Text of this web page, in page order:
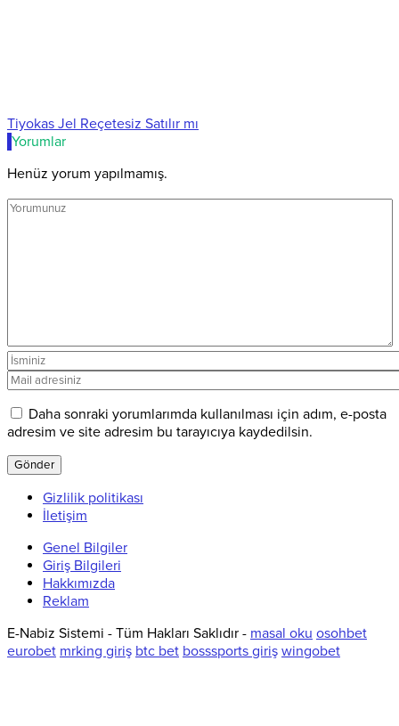
Tiyokas Jel Reçetesiz Satılır mı
Yorumlar
Henüz yorum yapılmamış.
Daha sonraki yorumlarımda kullanılması için adım, e-posta
adresim ve site adresim bu tarayıcıya kaydedilsin.
Gizlilik politikası
İletişim
Genel Bilgiler
Giriş Bilgileri
Hakkımızda
Reklam
E-Nabiz Sistemi - Tüm Hakları Saklıdır - masal oku osohbet
eurobet mrking giriş btc bet bosssports giriş wingobet